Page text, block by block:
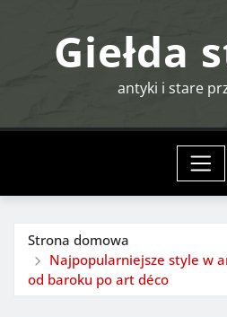
Giełda
antyki i stare
Strona domowa
Najpopularniejsze style w
od baroku po art déco